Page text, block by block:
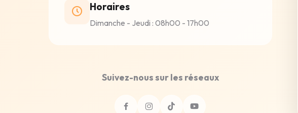
Horaires
Dimanche - Jeudi : 08h00 - 17h00
Suivez-nous sur les réseaux